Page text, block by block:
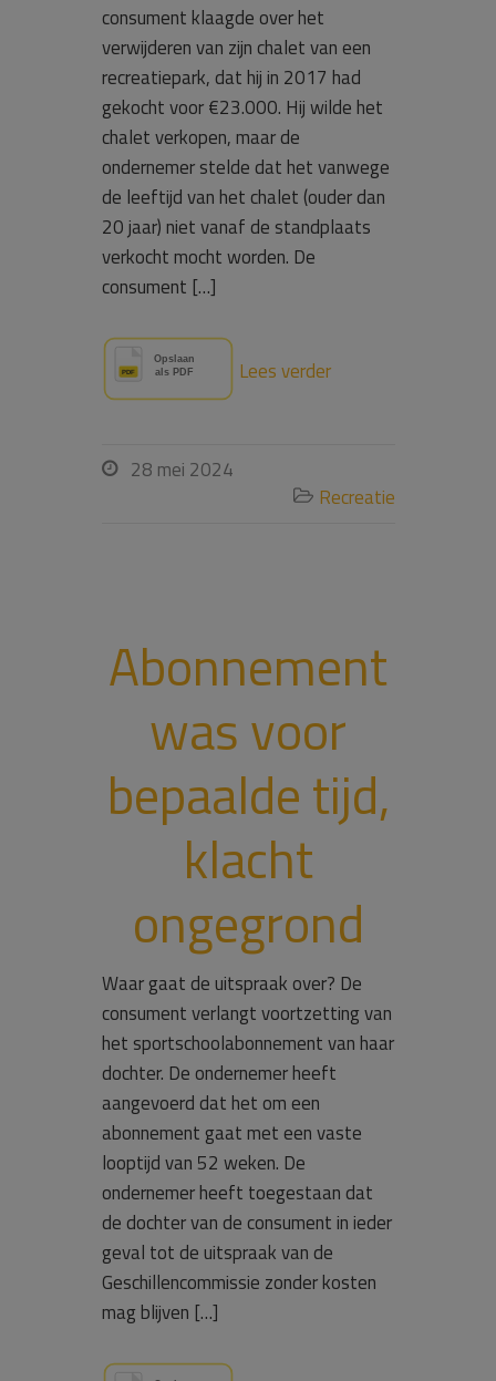
consument klaagde over het
verwijderen van zijn chalet van een
recreatiepark, dat hij in 2017 had
gekocht voor €23.000. Hij wilde het
chalet verkopen, maar de
ondernemer stelde dat het vanwege
de leeftijd van het chalet (ouder dan
20 jaar) niet vanaf de standplaats
verkocht mocht worden. De
consument […]
Lees verder
 28 mei 2024
 Recreatie
Abonnement
was voor
bepaalde tijd,
klacht
ongegrond
Waar gaat de uitspraak over? De
consument verlangt voortzetting van
het sportschoolabonnement van haar
dochter. De ondernemer heeft
aangevoerd dat het om een
abonnement gaat met een vaste
looptijd van 52 weken. De
ondernemer heeft toegestaan dat
de dochter van de consument in ieder
geval tot de uitspraak van de
Geschillencommissie zonder kosten
mag blijven […]